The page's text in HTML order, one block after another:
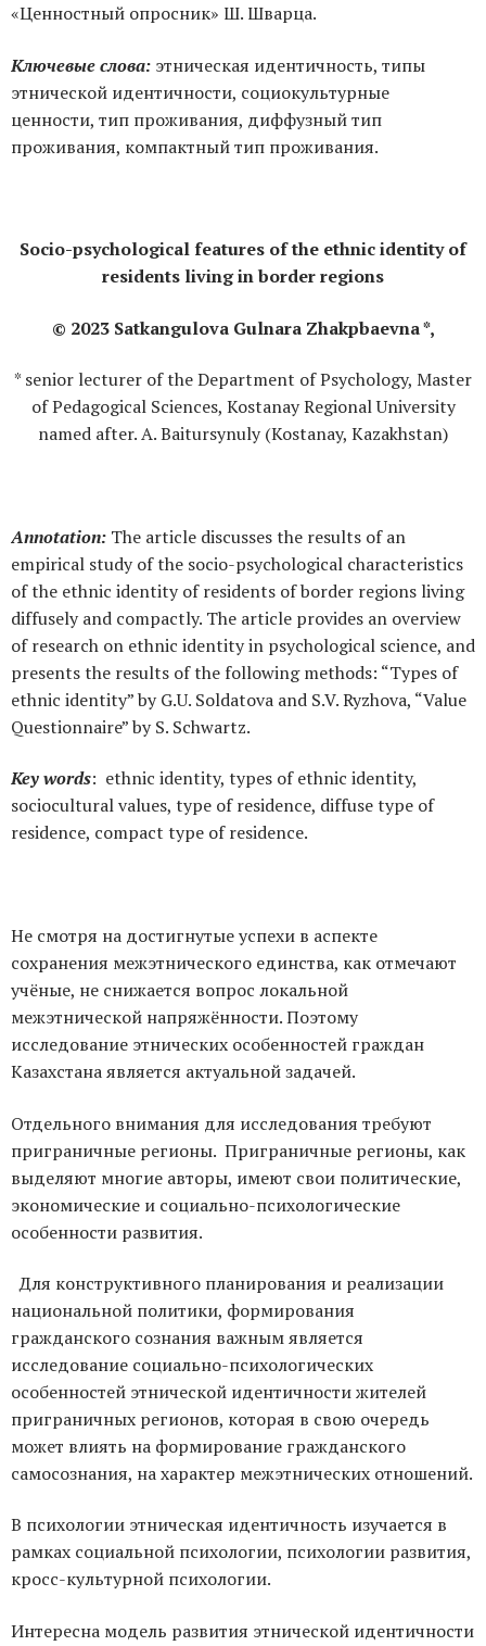
«Ценностный опросник» Ш. Шварца.
Ключевые слова: этническая идентичность, типы
этнической идентичности, социокультурные
ценности, тип проживания, диффузный тип
проживания, компактный тип проживания.
Socio-psychological features of the ethnic identity of
residents living in border regions
© 2023 Satkangulova Gulnara Zhakpbaevna *,
* senior lecturer of the Department of Psychology, Master
of Pedagogical Sciences, Kostanay Regional University
named after. A. Baitursynuly (Kostanay, Kazakhstan)
Annotation: The article discusses the results of an
empirical study of the socio-psychological characteristics
of the ethnic identity of residents of border regions living
diffusely and compactly. The article provides an overview
of research on ethnic identity in psychological science, and
presents the results of the following methods: “Types of
ethnic identity” by G.U. Soldatova and S.V. Ryzhova, “Value
Questionnaire” by S. Schwartz.
Key words: ethnic identity, types of ethnic identity,
sociocultural values, type of residence, diffuse type of
residence, compact type of residence.
Не смотря на достигнутые успехи в аспекте
сохранения межэтнического единства, как отмечают
учёные, не снижается вопрос локальной
межэтнической напряжённости. Поэтому
исследование этнических особенностей граждан
Казахстана является актуальной задачей.
Отдельного внимания для исследования требуют
приграничные регионы. Приграничные регионы, как
выделяют многие авторы, имеют свои политические,
экономические и социально-психологические
особенности развития.
Для конструктивного планирования и реализации
национальной политики, формирования
гражданского сознания важным является
исследование социально-психологических
особенностей этнической идентичности жителей
приграничных регионов, которая в свою очередь
может влиять на формирование гражданского
самосознания, на характер межэтнических отношений.
В психологии этническая идентичность изучается в
рамках социальной психологии, психологии развития,
кросс-культурной психологии.
Интересна модель развития этнической идентичности